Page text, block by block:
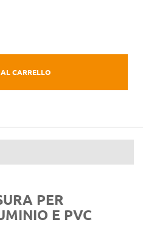
CARRELLO
PER
E PVC